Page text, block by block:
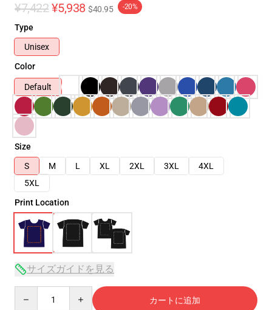
¥7,422 ¥5,938 $40.95 -20%
Type
Unisex
Color
Default
Size
S
M L XL 2XL 3XL
4XL
5XL
Print Location
サイズガイドを見る
カートに追加